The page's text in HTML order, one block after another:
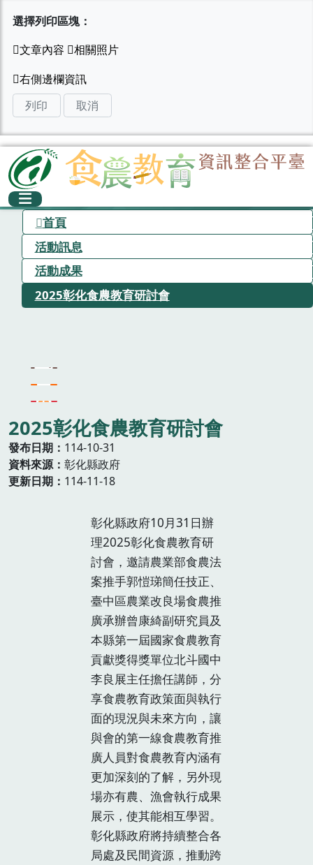
選擇列印區塊：
列印 取消
首頁
活動訊息
活動成果
2025彰化食農教育研討會
2025彰化食農教育研討會
發布日期
114-10-31
資料來源
彰化縣政府
更新日期
114-11-18
彰化縣政府10月31日辦
理2025彰化食農教育研
討會，邀請農業部食農法
案推手郭愷珶簡任技正、
臺中區農業改良場食農推
廣承辦曾康綺副研究員及
本縣第一屆國家食農教育
貢獻獎得獎單位北斗國中
李良展主任擔任講師，分
享食農教育政策面與執行
面的現況與未來方向，讓
與會的第一線食農教育推
廣人員對食農教育內涵有
更加深刻的了解，另外現
場亦有農、漁會執行成果
展示，使其能相互學習。
彰化縣政府將持續整合各
局處及民間資源，推動跨